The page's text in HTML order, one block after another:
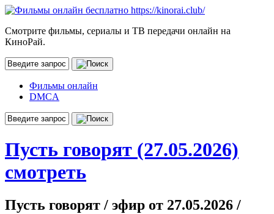
Смотрите фильмы, сериалы и ТВ передачи онлайн на
КиноРай.
Фильмы онлайн
DMCA
Пусть говорят (27.05.2026)
смотреть
Пусть говорят / эфир от 27.05.2026 /